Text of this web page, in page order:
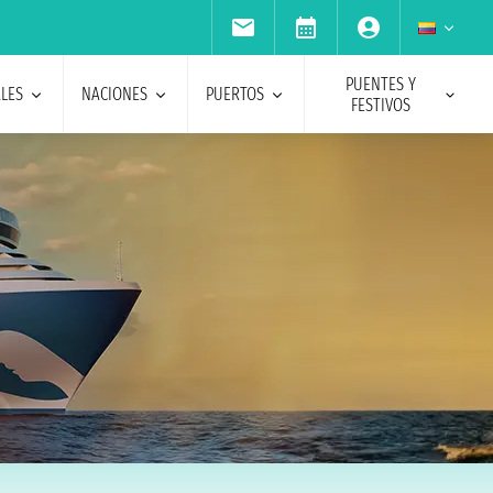
NACIONES PUERTOS
PUENTES Y
FESTIVOS